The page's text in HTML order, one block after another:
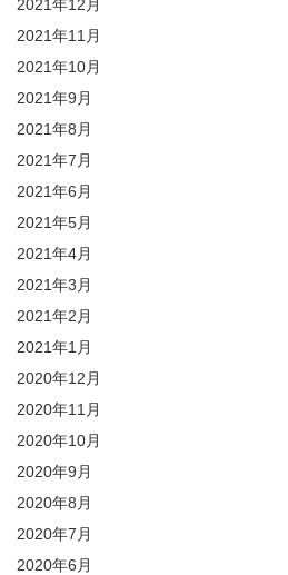
2021年12月
2021年11月
2021年10月
2021年9月
2021年8月
2021年7月
2021年6月
2021年5月
2021年4月
2021年3月
2021年2月
2021年1月
2020年12月
2020年11月
2020年10月
2020年9月
2020年8月
2020年7月
2020年6月